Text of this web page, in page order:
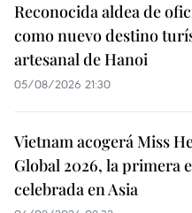
Reconocida aldea de
como nuevo destino
artesanal de Hanoi
05/08/2026 21:30
Vietnam acogerá Miss
Global 2026, la primera
celebrada en Asia